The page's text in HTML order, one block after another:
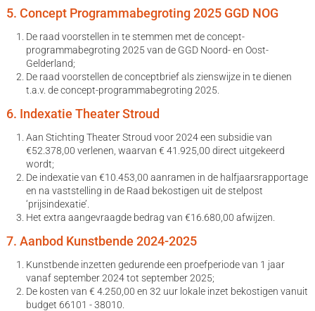
5. Concept Programmabegroting 2025 GGD NOG
De raad voorstellen in te stemmen met de concept-
programmabegroting 2025 van de GGD Noord- en Oost-
Gelderland;
De raad voorstellen de conceptbrief als zienswijze in te dienen
t.a.v. de concept-programmabegroting 2025.
6. Indexatie Theater Stroud
Aan Stichting Theater Stroud voor 2024 een subsidie van
€52.378,00 verlenen, waarvan € 41.925,00 direct uitgekeerd
wordt;
De indexatie van €10.453,00 aanramen in de halfjaarsrapportage
en na vaststelling in de Raad bekostigen uit de stelpost
‘prijsindexatie’.
Het extra aangevraagde bedrag van €16.680,00 afwijzen.
7. Aanbod Kunstbende 2024-2025
Kunstbende inzetten gedurende een proefperiode van 1 jaar
vanaf september 2024 tot september 2025;
De kosten van € 4.250,00 en 32 uur lokale inzet bekostigen vanuit
budget 66101 - 38010.